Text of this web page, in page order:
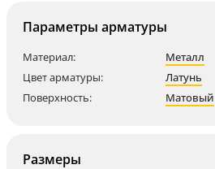
Параметры арматуры
Материал:
Металл
Цвет арматуры:
Латунь
Поверхность:
Матовый
Размеры